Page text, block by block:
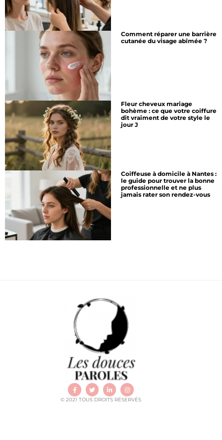
Comment réparer une barrière
cutanée du visage abîmée ?
Fleur cheveux mariage
bohème : ce que votre coiffure
dit vraiment de votre style le
jour J
Coiffeuse à domicile à Nantes :
le guide pour trouver la bonne
professionnelle et ne plus
jamais rater son rendez-vous
© 2021 TOUS DROITS RÉSERVÉS